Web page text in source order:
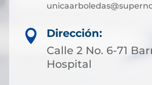

Dirección:
Calle 2 No. 6-71
Hospital